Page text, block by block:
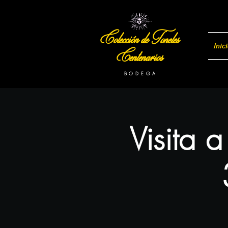
Visita
Colección de Toneles
Centenarios
B O D E G A